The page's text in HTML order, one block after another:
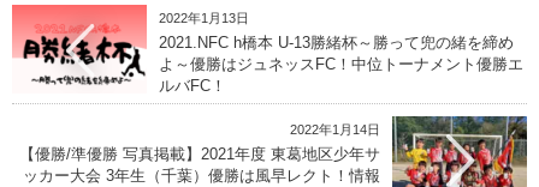
2022年1月13日
2021.NFC h橋本 U-13勝緒杯～勝って兜の緒を締め
よ～優勝はジュネッスFC！中位トーナメント優勝エ
ルバFC！
2022年1月14日
【優勝/準優勝 写真掲載】2021年度 東葛地区少年サ
ッカー大会 3年生（千葉）優勝は風早レクト！情報